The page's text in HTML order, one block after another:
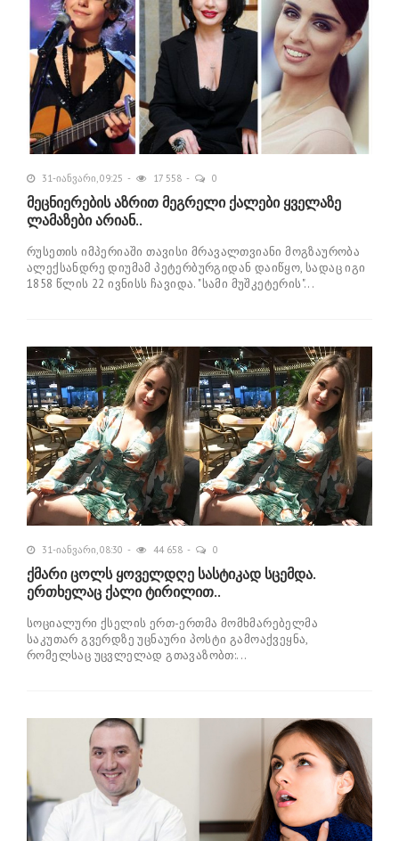
31-იანვარი, 09:25 17 558 0
მეცნიერების აზრით მეგრელი ქალები ყველაზე
ლამაზები არიან..
რუსეთის იმპერიაში თავისი მრავალთვიანი მოგზაურობა
ალექსანდრე დიუმამ პეტერბურგიდან დაიწყო, სადაც იგი
1858 წლის 22 ივნისს ჩავიდა. "სამი მუშკეტერის"...
31-იანვარი, 08:30 44 658 0
ქმარი ცოლს ყოველდღე სასტიკად სცემდა.
ერთხელაც ქალი ტირილით..
სოციალური ქსელის ერთ-ერთმა მომხმარებელმა
საკუთარ გვერდზე უცნაური პოსტი გამოაქვეყნა,
რომელსაც უცვლელად გთავაზობთ:...